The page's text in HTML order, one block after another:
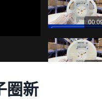
圈新